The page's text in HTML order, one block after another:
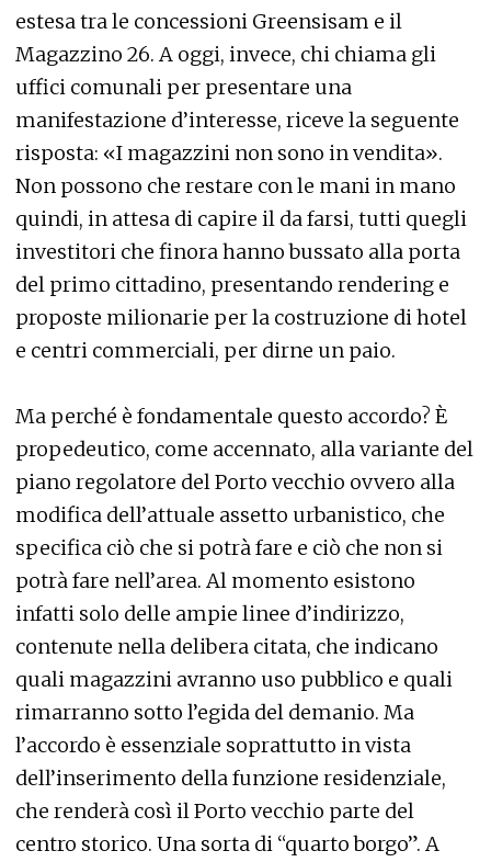
estesa tra le concessioni Greensisam e il
Magazzino 26. A oggi, invece, chi chiama gli
uffici comunali per presentare una
manifestazione d’interesse, riceve la seguente
risposta: «I magazzini non sono in vendita».
Non possono che restare con le mani in mano
quindi, in attesa di capire il da farsi, tutti quegli
investitori che finora hanno bussato alla porta
del primo cittadino, presentando rendering e
proposte milionarie per la costruzione di hotel
e centri commerciali, per dirne un paio.
Ma perché è fondamentale questo accordo? È
propedeutico, come accennato, alla variante del
piano regolatore del Porto vecchio ovvero alla
modifica dell’attuale assetto urbanistico, che
specifica ciò che si potrà fare e ciò che non si
potrà fare nell’area. Al momento esistono
infatti solo delle ampie linee d’indirizzo,
contenute nella delibera citata, che indicano
quali magazzini avranno uso pubblico e quali
rimarranno sotto l’egida del demanio. Ma
l’accordo è essenziale soprattutto in vista
dell’inserimento della funzione residenziale,
che renderà così il Porto vecchio parte del
centro storico. Una sorta di “quarto borgo”. A